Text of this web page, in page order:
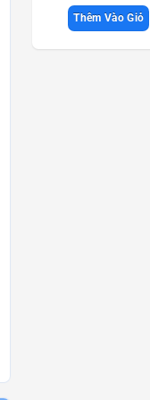
Thêm Vào Giỏ